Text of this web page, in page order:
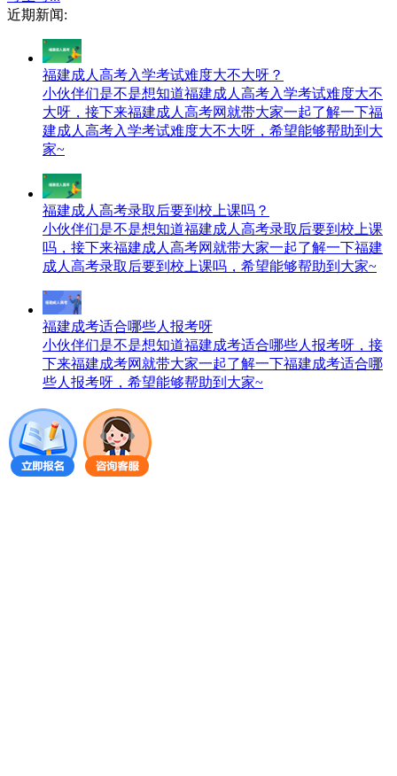
近期新闻:
福建成人高考入学考试难度大不大呀？
小伙伴们是不是想知道福建成人高考入学考试难度大不
大呀，接下来福建成人高考网就带大家一起了解一下福
建成人高考入学考试难度大不大呀，希望能够帮助到大
家~
福建成人高考录取后要到校上课吗？
小伙伴们是不是想知道福建成人高考录取后要到校上课
吗，接下来福建成人高考网就带大家一起了解一下福建
成人高考录取后要到校上课吗，希望能够帮助到大家~
福建成考适合哪些人报考呀
小伙伴们是不是想知道福建成考适合哪些人报考呀，接
下来福建成考网就带大家一起了解一下福建成考适合哪
些人报考呀，希望能够帮助到大家~